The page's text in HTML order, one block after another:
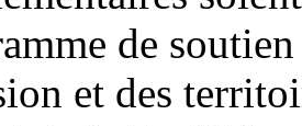
de
et des